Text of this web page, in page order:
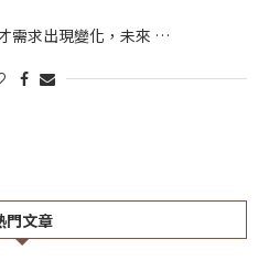
需求出現變化，未來 …
門文章